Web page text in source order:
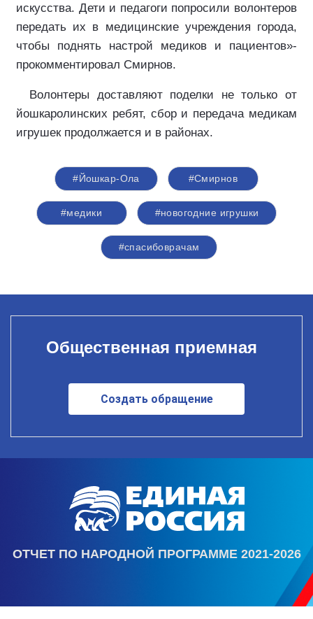
искусства. Дети и педагоги попросили волонтеров
передать их в медицинские учреждения города,
чтобы поднять настрой медиков и пациентов»-
прокомментировал Смирнов.
Волонтеры доставляют поделки не только от
йошкаролинских ребят, сбор и передача медикам
игрушек продолжается и в районах.
#Йошкар-Ола #Смирнов
#медики #новогодние игрушки
#спасибоврачам
Общественная приемная
Создать обращение
ОТЧЕТ ПО НАРОДНОЙ ПРОГРАММЕ 2021-2026